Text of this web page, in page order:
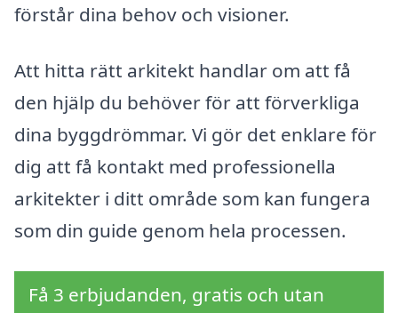
förstår dina behov och visioner.
Att hitta rätt arkitekt handlar om att få
den hjälp du behöver för att förverkliga
dina byggdrömmar. Vi gör det enklare för
dig att få kontakt med professionella
arkitekter i ditt område som kan fungera
som din guide genom hela processen.
Få 3 erbjudanden, gratis och utan